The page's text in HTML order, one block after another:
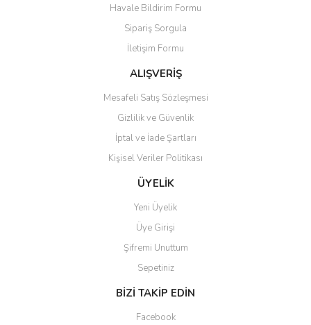
Ürün fiyatı diğer sitelerden daha pahalı.
Bu ürüne benzer farklı alternatifler olmalı.
Gönder
Havale Bildirim Formu
Sipariş Sorgula
İletişim Formu
ALIŞVERİŞ
Mesafeli Satış Sözleşmesi
Gizlilik ve Güvenlik
İptal ve İade Şartları
Kişisel Veriler Politikası
ÜYELİK
Yeni Üyelik
Üye Girişi
Şifremi Unuttum
Sepetiniz
BİZİ TAKİP EDİN
Facebook